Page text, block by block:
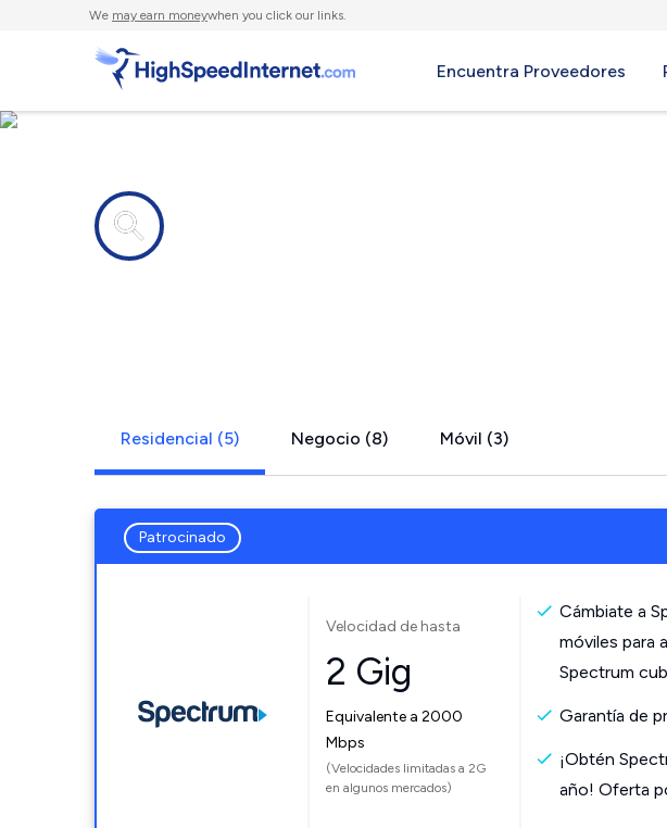
We may earn moneywhen you click our links.
Encuentra Proveedores
Residencial (5) Negocio (8) Móvil (3)
Patrocinado
Velocidad de hasta
2 Gig
Equivalente a 2000
Mbps
(Velocidades limitadas a 2G
en algunos mercados)
Cámbiate a
móviles para
Spectrum
Garantía de
¡Obtén
año! Oferta